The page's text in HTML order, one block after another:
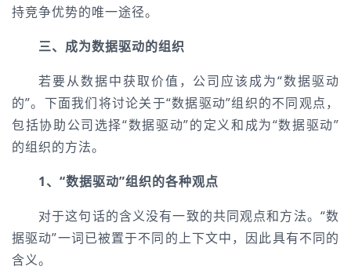
持竞争优势的唯一途径。
三、成为数据驱动的组织
若要从数据中获取价值，公司应该成为“数据驱动
的”。下面我们将讨论关于“数据驱动”组织的不同观点，
包括协助公司选择“数据驱动”的定义和成为“数据驱动”
的组织的方法。
1、“数据驱动”组织的各种观点
对于这句话的含义没有一致的共同观点和方法。“数
据驱动”一词已被置于不同的上下文中，因此具有不同的
含义。